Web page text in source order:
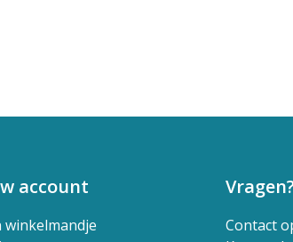
account
winkelmandje
Contact